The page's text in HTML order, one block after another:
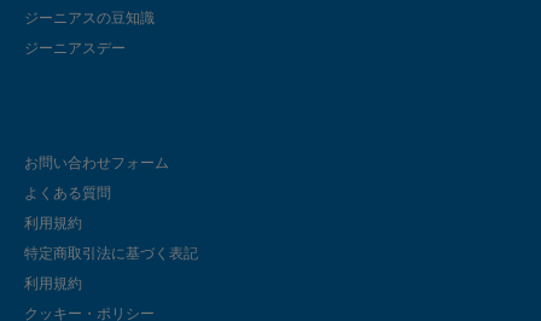
ジーニアスの豆知識
ジーニアスデー
お問い合わせフォーム
よくある質問
利用規約
特定商取引法に基づく表記
利用規約
クッキー・ポリシー